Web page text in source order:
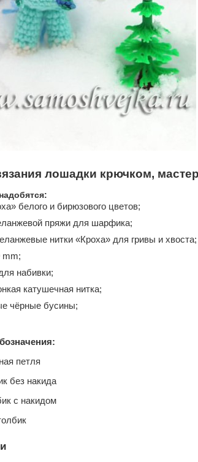
лошадки крючком,
белого и бирюзового цветов;
пряжи для шарфика;
нитки «Кроха» для гривы и хвоста;
mm;
набивки;
катушечная нитка;
чёрные бусины;
петля
бeз накида
c накидом